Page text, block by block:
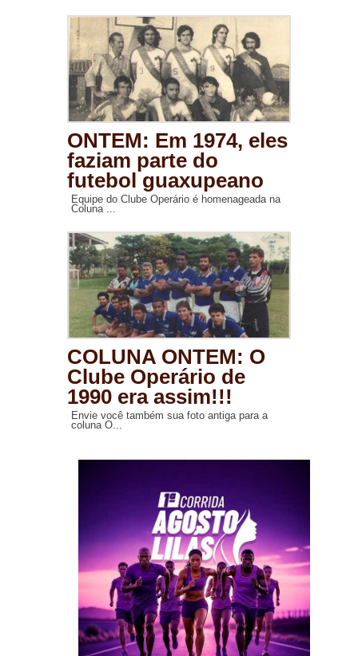
ONTEM: Em 1974, eles
faziam parte do
futebol guaxupeano
Equipe do Clube Operário é homenageada na
Coluna ...
COLUNA ONTEM: O
Clube Operário de
1990 era assim!!!
Envie você também sua foto antiga para a
coluna O...